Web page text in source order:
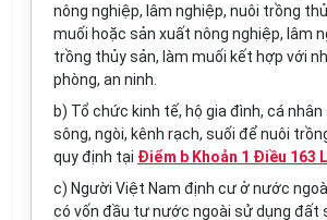
nông nghiệp, lâm nghiệp, nuôi trồng
muối hoặc sản xuất nông nghiệp, lâm
trồng thủy sản, làm muối kết hợp với
phòng, an ninh.
b) Tổ chức kinh tế, hộ gia đình, cá
sông, ngòi, kênh rạch, suối để nuôi
quy định tại Điểm b Khoản 1 Điều 163
c) Người Việt Nam định cư ở nước
có vốn đầu tư nước ngoài sử dụng đất